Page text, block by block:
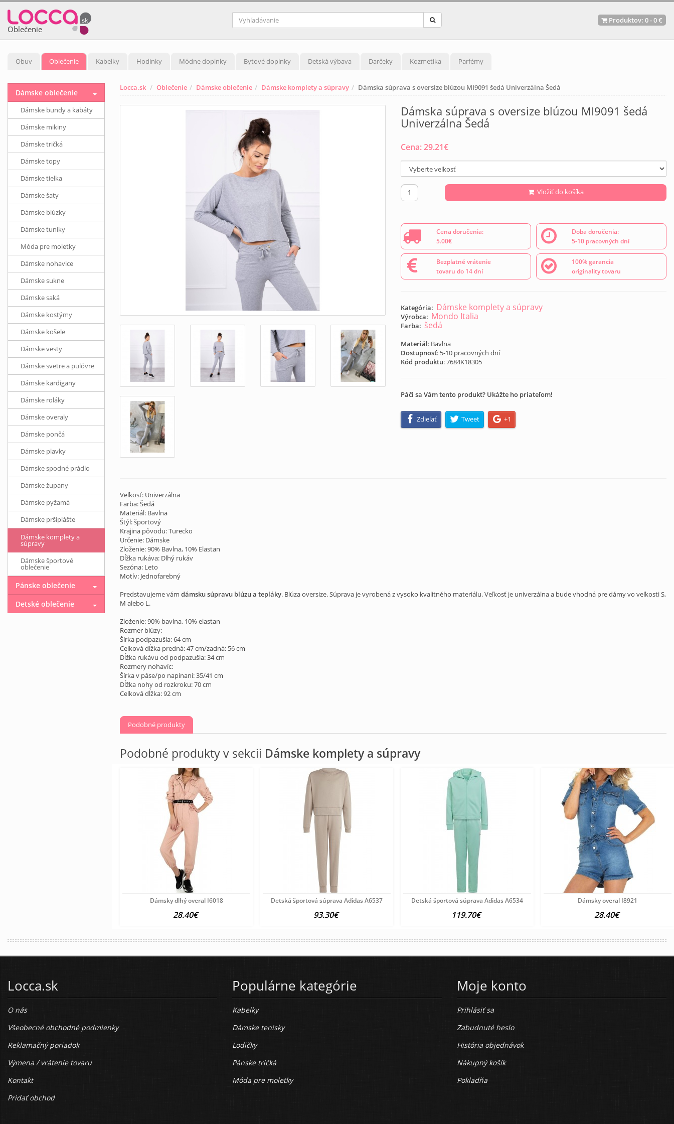
Oblečenie
Produktov: 0-0 €
Obuv Oblečenie Kabelky Hodinky Módne doplnky Bytové doplnky Detská výbava Darčeky Kozmetika Parfémy
Locca.sk Oblečenie Dámske oblečenie Dámske komplety a súpravy Dámska súprava s oversize blúzou MI9091 šedá Univerzálna Šedá
Dámska súprava s oversize blúzou MI9091 šedá
Univerzálna Šedá
Cena:29.21€
Vložiť do košíka
Cena doručenia:
5.00€
Doba doručenia:
5-10 pracovných dní
Bezplatné vrátenie
tovaru do 14 dní
100% garancia
originality tovaru
Kategória: Dámske komplety a súpravy
Výrobca: Mondo Italia
Farba: šedá
Materiál: Bavlna
Dostupnosť: 5-10 pracovných dní
Kód produktu:7684K18305
Páči sa Vám tento produkt? Ukážte ho priateľom!
Zdieľať Tweet +1
Veľkosť: Univerzálna
Farba: Šedá
Materiál: Bavlna
Štýl: športový
Krajina pôvodu: Turecko
Určenie: Dámske
Zloženie: 90% Bavlna, 10% Elastan
Dĺžka rukáva: Dlhý rukáv
Sezóna: Leto
Motív: Jednofarebný
Predstavujeme vám dámsku súpravu blúzu a tepláky. Blúza oversize. Súprava je vyrobená z vysoko kvalitného materiálu. Veľkosť je univerzálna a bude vhodná pre dámy vo veľkosti S,
M alebo L.
Zloženie: 90% bavlna, 10% elastan
Rozmer blúzy:
Šírka podpazušia: 64 cm
Celková dĺžka predná: 47 cm/zadná: 56 cm
Dĺžka rukávu od podpazušia: 34 cm
Rozmery nohavíc:
Šírka v páse/po napínaní: 35/41 cm
Dĺžka nohy od rozkroku: 70 cm
Celková dĺžka: 92 cm
Podobné produkty
Podobné produkty v sekcii Dámske komplety a súpravy
Dámsky dlhý overal I6018
28.40€
Detská športová súprava Adidas A6537
93.30€
Detská športová súprava Adidas A6534
119.70€
Dámsky overal I8921
28.40€
Dámske oblečenie
Dámske bundy a kabáty
Dámske mikiny
Dámske tričká
Dámske topy
Dámske tielka
Dámske šaty
Dámske blúzky
Dámske tuniky
Móda pre moletky
Dámske nohavice
Dámske sukne
Dámske saká
Dámske kostýmy
Dámske košele
Dámske vesty
Dámske svetre a pulóvre
Dámske kardigany
Dámske roláky
Dámske overaly
Dámske pončá
Dámske plavky
Dámske spodné prádlo
Dámske župany
Dámske pyžamá
Dámske pršiplášte
Dámske komplety a
súpravy
Dámske športové
oblečenie
Pánske oblečenie
Detské oblečenie
Locca.sk
O nás
Všeobecné obchodné podmienky
Reklamačný poriadok
Výmena / vrátenie tovaru
Kontakt
Pridať obchod
Populárne kategórie
Kabelky
Dámske tenisky
Lodičky
Pánske tričká
Móda pre moletky
Moje konto
Prihlásiť sa
Zabudnuté heslo
História objednávok
Nákupný košík
Pokladňa